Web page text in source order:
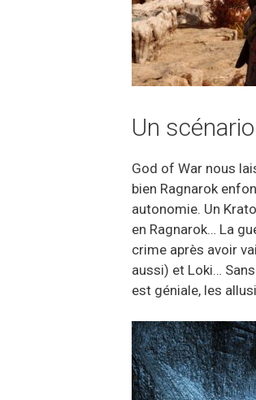
Un
God of War nous
bien Ragnarok
autonomie. Un
en Ragnarok… La
crime après avoir
aussi) et Loki…
est géniale, les